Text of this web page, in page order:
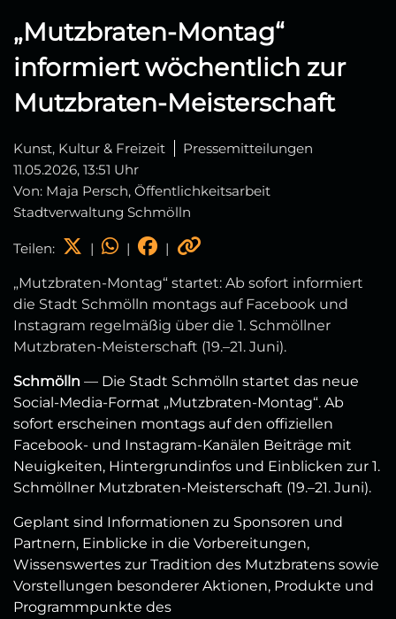
„Mutzbraten‑Montag“
informiert wöchentlich zur
Mutzbraten‑Meisterschaft
Kunst, Kultur & Freizeit
Pressemitteilungen
11.05.2026, 13:51 Uhr
Von: Maja Persch, Öffentlichkeitsarbeit
Stadtverwaltung Schmölln
Teilen: | | |
„Mutzbraten‑Montag“ startet: Ab sofort informiert
die Stadt Schmölln montags auf Facebook und
Instagram regelmäßig über die 1. Schmöllner
Mutzbraten‑Meisterschaft (19.–21. Juni).
Schmölln — Die Stadt Schmölln startet das neue
Social‑Media‑Format „Mutzbraten‑Montag“. Ab
sofort erscheinen montags auf den offiziellen
Facebook‑ und Instagram‑Kanälen Beiträge mit
Neuigkeiten, Hintergrundinfos und Einblicken zur 1.
Schmöllner Mutzbraten‑Meisterschaft (19.–21. Juni).
Geplant sind Informationen zu Sponsoren und
Partnern, Einblicke in die Vorbereitungen,
Wissenswertes zur Tradition des Mutzbratens sowie
Vorstellungen besonderer Aktionen, Produkte und
Programmpunkte des